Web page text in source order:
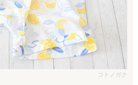
コトノガク